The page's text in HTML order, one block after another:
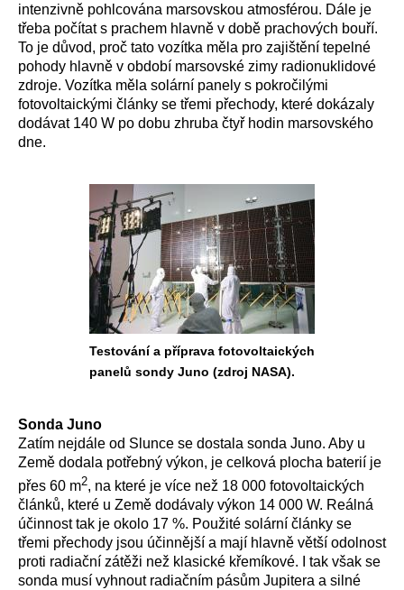
intenzivně pohlcována marsovskou atmosférou. Dále je
třeba počítat s prachem hlavně v době prachových bouří.
To je důvod, proč tato vozítka měla pro zajištění tepelné
pohody hlavně v období marsovské zimy radionuklidové
zdroje. Vozítka měla solární panely s pokročilými
fotovoltaickými články se třemi přechody, které dokázaly
dodávat 140 W po dobu zhruba čtyř hodin marsovského
dne.
Testování a příprava fotovoltaických
panelů sondy Juno (zdroj NASA).
Sonda Juno
Zatím nejdále od Slunce se dostala sonda Juno. Aby u
Země dodala potřebný výkon, je celková plocha baterií je
přes 60 m2, na které je více než 18 000 fotovoltaických
článků, které u Země dodávaly výkon 14 000 W. Reálná
účinnost tak je okolo 17 %. Použité solární články se
třemi přechody jsou účinnější a mají hlavně větší odolnost
proti radiační zátěži než klasické křemíkové. I tak však se
sonda musí vyhnout radiačním pásům Jupitera a silné